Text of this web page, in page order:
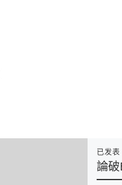
已发表
論破